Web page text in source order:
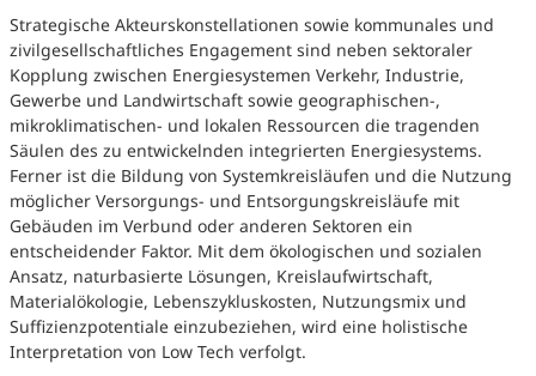
Strategische Akteurskonstellationen sowie kommunales und
zivilgesellschaftliches Engagement sind neben sektoraler
Kopplung zwischen Energiesystemen Verkehr, Industrie,
Gewerbe und Landwirtschaft sowie geographischen-,
mikroklimatischen- und lokalen Ressourcen die tragenden
Säulen des zu entwickelnden integrierten Energiesystems.
Ferner ist die Bildung von Systemkreisläufen und die Nutzung
möglicher Versorgungs- und Entsorgungskreisläufe mit
Gebäuden im Verbund oder anderen Sektoren ein
entscheidender Faktor. Mit dem ökologischen und sozialen
Ansatz, naturbasierte Lösungen, Kreislaufwirtschaft,
Materialökologie, Lebenszykluskosten, Nutzungsmix und
Suffizienzpotentiale einzubeziehen, wird eine holistische
Interpretation von Low Tech verfolgt.